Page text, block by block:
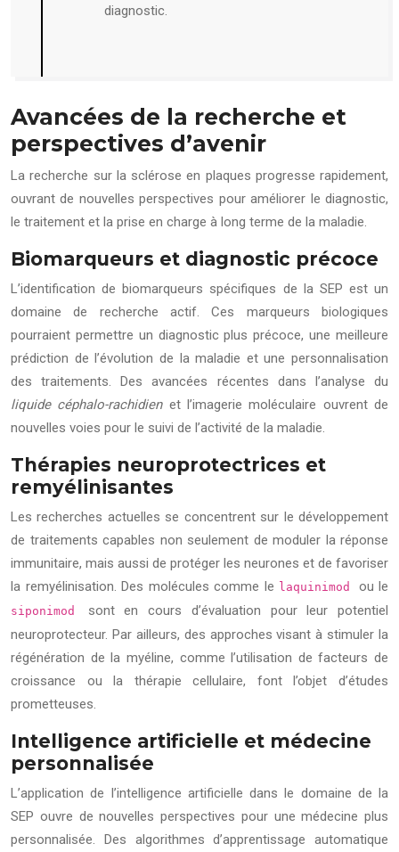
diagnostic.
Avancées de la recherche et
perspectives d’avenir
La recherche sur la sclérose en plaques progresse rapidement,
ouvrant de nouvelles perspectives pour améliorer le diagnostic,
le traitement et la prise en charge à long terme de la maladie.
Biomarqueurs et diagnostic précoce
L’identification de biomarqueurs spécifiques de la SEP est un
domaine de recherche actif. Ces marqueurs biologiques
pourraient permettre un diagnostic plus précoce, une meilleure
prédiction de l’évolution de la maladie et une personnalisation
des traitements. Des avancées récentes dans l’analyse du
liquide céphalo-rachidien et l’imagerie moléculaire ouvrent de
nouvelles voies pour le suivi de l’activité de la maladie.
Thérapies neuroprotectrices et
remyélinisantes
Les recherches actuelles se concentrent sur le développement
de traitements capables non seulement de moduler la réponse
immunitaire, mais aussi de protéger les neurones et de favoriser
la remyélinisation. Des molécules comme le laquinimod ou le
siponimod sont en cours d’évaluation pour leur potentiel
neuroprotecteur. Par ailleurs, des approches visant à stimuler la
régénération de la myéline, comme l’utilisation de facteurs de
croissance ou la thérapie cellulaire, font l’objet d’études
prometteuses.
Intelligence artificielle et médecine
personnalisée
L’application de l’intelligence artificielle dans le domaine de la
SEP ouvre de nouvelles perspectives pour une médecine plus
personnalisée. Des algorithmes d’apprentissage automatique